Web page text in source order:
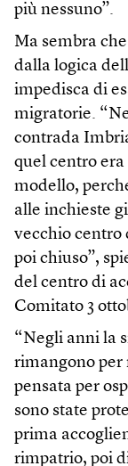
più nessuno”.
Ma sembra
dalla logica
impedisca di
migratorie.
contrada
quel centro
modello,
alle inchieste
vecchio centro
poi chiuso”,
del centro di
Comitato 3
“Negli anni la
rimangono per
pensata per
sono state
prima
rimpatrio, poi